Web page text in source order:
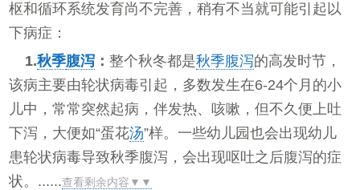
枢和循环系统发育尚不完善，稍有不当就可能引起以
下病症：
1.秋季腹泻 ：整个秋冬都是秋季腹泻的高发时节，
该病主要由轮状病毒引起，多数发生在6-24个月的小
儿中，常常突然起病，伴发热、咳嗽，但不久便上吐
下泻，大便如“蛋花汤”样。一些幼儿园也会出现幼儿
患轮状病毒导致秋季腹泻，会出现呕吐之后腹泻的症
状。......查看剩余内容▼▼